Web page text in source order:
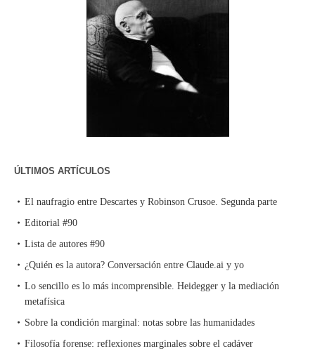
ÚLTIMOS ARTÍCULOS
El naufragio entre Descartes y Robinson Crusoe. Segunda parte
Editorial #90
Lista de autores #90
¿Quién es la autora? Conversación entre Claude.ai y yo
Lo sencillo es lo más incomprensible. Heidegger y la mediación
metafísica
Sobre la condición marginal: notas sobre las humanidades
Filosofía forense: reflexiones marginales sobre el cadáver